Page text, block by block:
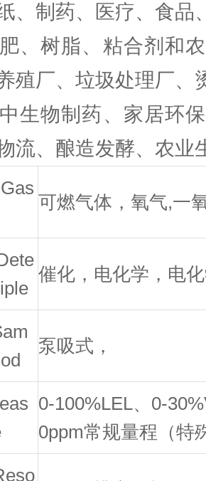
、制药、医疗、食品
、树脂、粘合剂和
殖厂、垃圾处理厂、
生物制药、家居环
流、酿造发酵、农业
可燃气体，氧气,一
e
催化，电化学，电
泵吸式，
0-100%LEL、0-
0ppm常规量程（特
eso